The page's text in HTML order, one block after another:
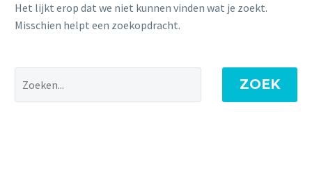
Het lijkt erop dat we niet kunnen vinden wat je zoekt.
Misschien helpt een zoekopdracht.
ZOEK